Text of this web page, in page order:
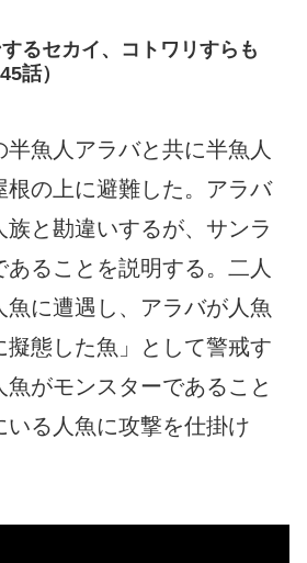
るセカイ、コトワリすらも
話）
魚人アラバと共に半魚人
根の上に避難した。アラバ
族と勘違いするが、サンラ
あることを説明する。二人
魚に遭遇し、アラバが人魚
擬態した魚」として警戒す
魚がモンスターであること
いる人魚に攻撃を仕掛け